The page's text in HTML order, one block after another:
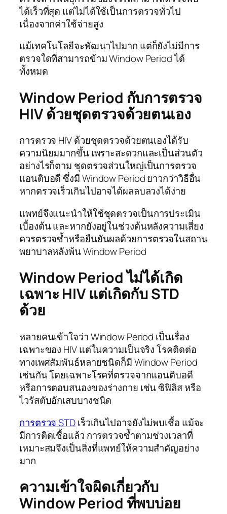
ได้เร็วที่สุด แต่ไม่ได้ใช้เป็นการตรวจทั่วไป
เนื่องจากค่าใช้จ่ายสูง
แม้เทคโนโลยีจะพัฒนาไปมาก แต่ก็ยังไม่มีการ
ตรวจใดที่สามารถข้าม Window Period ได้
ทั้งหมด
Window Period กับการตรวจ
HIV ด้วยชุดตรวจด้วยตนเอง
การตรวจ HIV ด้วยชุดตรวจด้วยตนเองได้รับ
ความนิยมมากขึ้น เพราะสะดวกและเป็นส่วนตัว
อย่างไรก็ตาม ชุดตรวจส่วนใหญ่เป็นการตรวจ
แอนติบอดี ซึ่งมี Window Period ยาวกว่าวิธีอื่น
หากตรวจเร็วเกินไปอาจได้ผลลบลวงได้ง่าย
แพทย์จึงแนะนำให้ใช้ชุดตรวจเป็นการประเมิน
เบื้องต้น และหากยังอยู่ในช่วงต้นหลังความเสี่ยง
ควรตรวจซ้ำหรือยืนยันผลด้วยการตรวจในสถาน
พยาบาลหลังพ้น Window Period
Window Period ไม่ได้เกิด
เฉพาะ HIV แต่เกิดกับ STD
ด้วย
หลายคนเข้าใจว่า Window Period เป็นเรื่อง
เฉพาะของ HIV แต่ในความเป็นจริง โรคติดต่อ
ทางเพศสัมพันธ์หลายชนิดก็มี Window Period
เช่นกัน โดยเฉพาะโรคที่ตรวจจากแอนติบอดี
หรือการตอบสนองของร่างกาย เช่น ซิฟิลิส หรือ
ไวรัสตับอักเสบบางชนิด
การตรวจ STDเร็วเกินไปอาจยังไม่พบเชื้อ แม้จะ
มีการติดเชื้อแล้ว การตรวจซ้ำตามช่วงเวลาที่
เหมาะสมจึงเป็นสิ่งที่แพทย์ให้ความสำคัญอย่าง
มาก
ความเข้าใจผิดเกี่ยวกับ
Window Period ที่พบบ่อย